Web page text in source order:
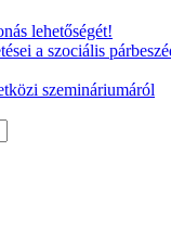
lehetőségét!
a szociális
szemináriumáról